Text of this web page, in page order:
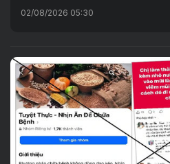
02/08/2026 05:30